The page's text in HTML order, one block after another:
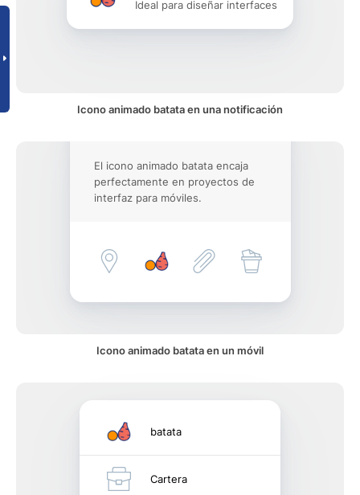
Ideal para diseñar interfaces
Icono animado batata en una notificación
El icono animado batata encaja
perfectamente en proyectos de
interfaz para móviles.
Icono animado batata en un móvil
batata
Cartera